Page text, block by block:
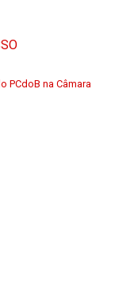
PCdoB na Câmara